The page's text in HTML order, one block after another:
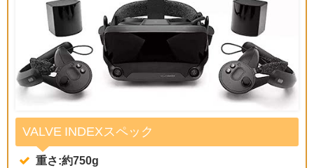
VALVE INDEXスペック
重さ:約750g